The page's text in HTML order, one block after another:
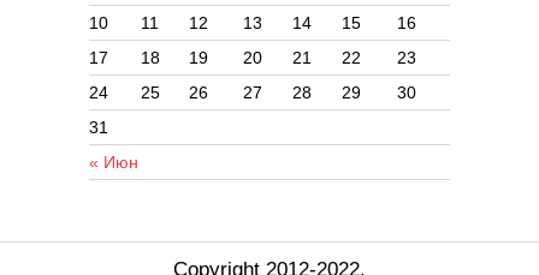
« Июн
10
11 12 13 14 15
16
17
18 19 20 21 22
23
24
25 26 27 28 29
30
31
Copyright 2012-2022.